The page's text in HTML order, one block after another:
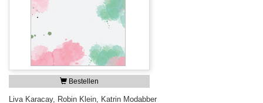
Bestellen
Liva Karacay, Robin Klein, Katrin Modabber